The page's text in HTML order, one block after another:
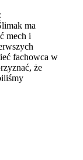
ma
mech i
fachowca w
że